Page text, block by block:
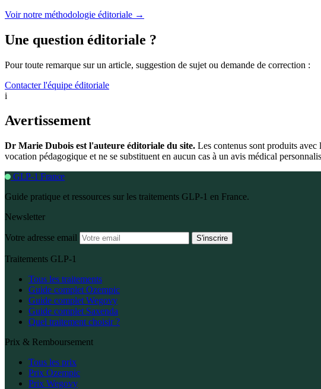
Voir notre méthodologie éditoriale →
Une question éditoriale ?
Pour toute remarque sur un article, suggestion de sujet ou demande de correction :
Contacter l'équipe éditoriale
i
Avertissement
Dr Marie Dubois est l'auteure éditoriale du site. Les contenus sont produits
vocation pédagogique et ne se substituent en aucun cas à un avis médical
GLP-1 France
Guide pratique et ressources sur les traitements GLP-1 en France.
Newsletter
Votre adresse email S'inscrire
Traitements GLP-1
Tous les traitements
Guide complet Ozempic
Guide complet Wegovy
Guide complet Saxenda
Quel traitement choisir ?
Prix & Remboursement
Tous les prix
Prix Ozempic
Prix Wegovy